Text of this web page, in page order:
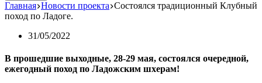
Главная Новости проекта Состоялся традиционный Клубный
поход по Ладоге.
31/05/2022
В прошедшие выходные, 28-29 мая, состоялся очередной,
ежегодный поход по Ладожским шхерам!